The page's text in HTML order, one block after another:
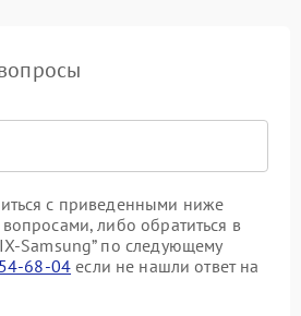
с приведенными ниже
либо обратиться в
Samsung” по следующему
68-04 если не нашли ответ на